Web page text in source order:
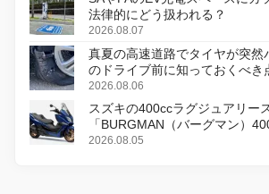
法律的にどう扱われる？
2026.08.07
真夏の高速道路でタイヤが突然
のドライブ前に知っておくべき
2026.08.06
スズキの400ccラグジュアリー
「BURGMAN（バーグマン）
変更し、8月18日に発売
2026.08.05